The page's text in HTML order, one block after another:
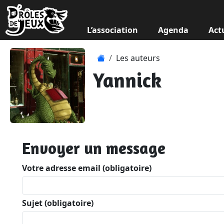
L’association Agenda
Les auteurs
Yannick
Envoyer un message
Votre adresse email (obligatoire)
Sujet (obligatoire)